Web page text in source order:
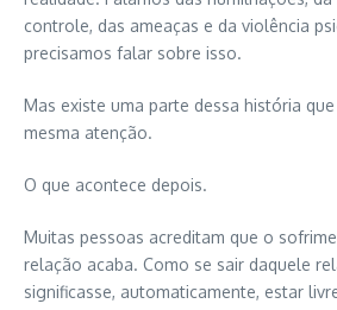
controle, das ameaças e da violência
precisamos falar sobre isso.
Mas existe uma parte dessa história
mesma atenção.
O que acontece depois.
Muitas pessoas acreditam que o
relação acaba. Como se sair daquele
significasse, automaticamente, estar